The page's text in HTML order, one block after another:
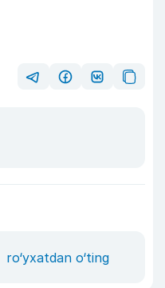
ro‘yxatdan o‘ting